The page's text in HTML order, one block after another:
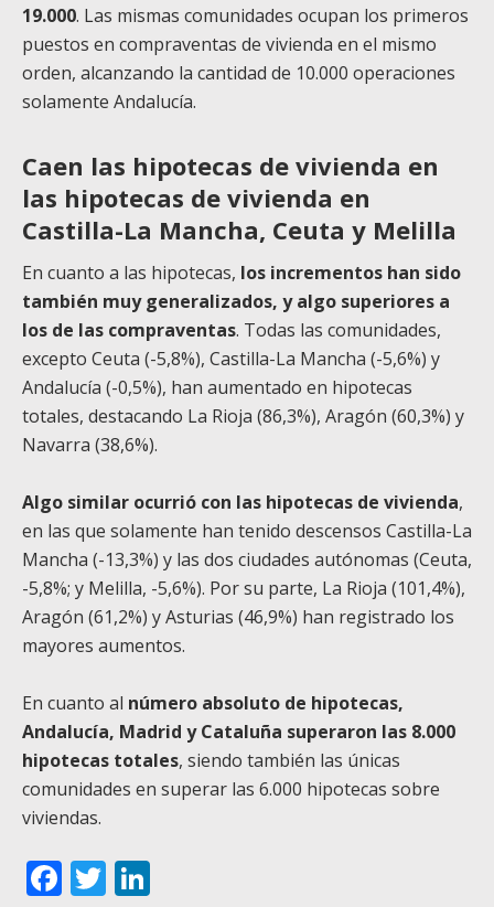
19.000. Las mismas comunidades ocupan los primeros
puestos en compraventas de vivienda en el mismo
orden, alcanzando la cantidad de 10.000 operaciones
solamente Andalucía.
Caen las hipotecas de vivienda en
las hipotecas de vivienda en
Castilla-La Mancha, Ceuta y Melilla
En cuanto a las hipotecas, los incrementos han sido
también muy generalizados, y algo superiores a
los de las compraventas. Todas las comunidades,
excepto Ceuta (-5,8%), Castilla-La Mancha (-5,6%) y
Andalucía (-0,5%), han aumentado en hipotecas
totales, destacando La Rioja (86,3%), Aragón (60,3%) y
Navarra (38,6%).
Algo similar ocurrió con las hipotecas de vivienda,
en las que solamente han tenido descensos Castilla-La
Mancha (-13,3%) y las dos ciudades autónomas (Ceuta,
-5,8%; y Melilla, -5,6%). Por su parte, La Rioja (101,4%),
Aragón (61,2%) y Asturias (46,9%) han registrado los
mayores aumentos.
En cuanto al número absoluto de hipotecas,
Andalucía, Madrid y Cataluña superaron las 8.000
hipotecas totales, siendo también las únicas
comunidades en superar las 6.000 hipotecas sobre
viviendas.
Facebook
Twitter